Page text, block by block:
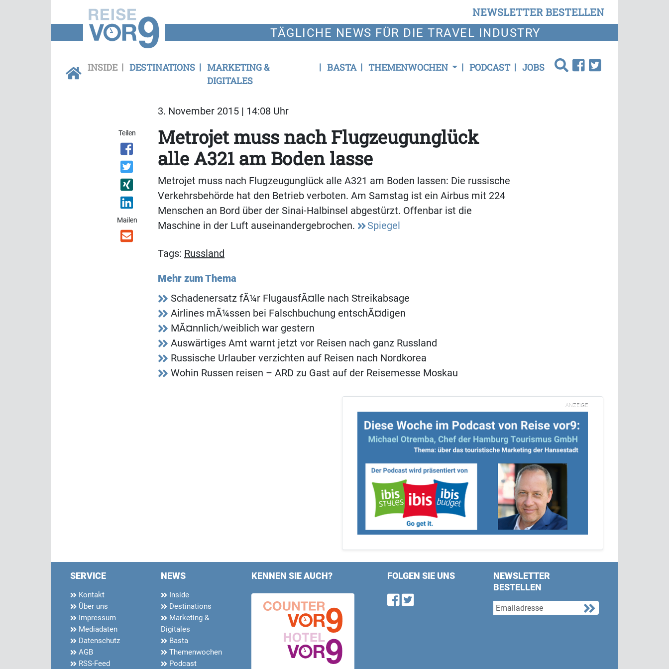
NEWSLETTER BESTELLEN
TÄGLICHE NEWS FÜR DIE TRAVEL INDUSTRY
INSIDE DESTINATIONS
MARKETING &
DIGITALES
BASTA THEMENWOCHEN PODCAST JOBS
3. November 2015 | 14:08 Uhr
Teilen
Mailen
Metrojet muss nach Flugzeugunglück
alle A321 am Boden lasse
Metrojet muss nach Flugzeugunglück alle A321 am Boden lassen: Die russische
Verkehrsbehörde hat den Betrieb verboten. Am Samstag ist ein Airbus mit 224
Menschen an Bord über der Sinai-Halbinsel abgestürzt. Offenbar ist die
Maschine in der Luft auseinandergebrochen.
Spiegel
Tags: Russland
Mehr zum Thema
Schadenersatz fÃ¼r FlugausfÃ¤lle nach Streikabsage
Airlines mÃ¼ssen bei Falschbuchung entschÃ¤digen
MÃ¤nnlich/weiblich war gestern
Auswärtiges Amt warnt jetzt vor Reisen nach ganz Russland
Russische Urlauber verzichten auf Reisen nach Nordkorea
Wohin Russen reisen – ARD zu Gast auf der Reisemesse Moskau
ANZEIGE
SERVICE
Kontakt
Über uns
Impressum
Mediadaten
Datenschutz
AGB
RSS-Feed
NEWS
Inside
Destinations
Marketing &
Digitales
Basta
Themenwochen
Podcast
KENNEN SIE AUCH? FOLGEN SIE UNS
Find us on Facebook
Follow us on Twitter
NEWSLETTER
BESTELLEN